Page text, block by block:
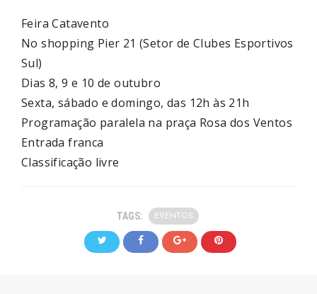
Feira Catavento
No shopping Pier 21 (Setor de Clubes Esportivos
Sul)
Dias 8, 9 e 10 de outubro
Sexta, sábado e domingo, das 12h às 21h
Programação paralela na praça Rosa dos Ventos
Entrada franca
Classificação livre
TAGS: EVENTOS